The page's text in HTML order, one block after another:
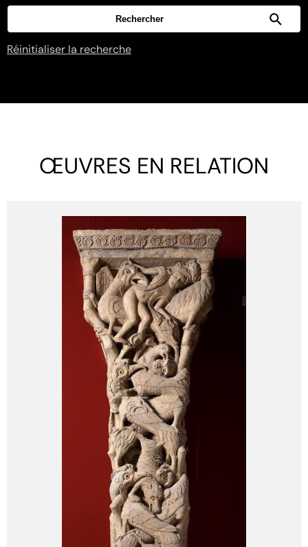
Réinitialiser la recherche
ŒUVRES EN RELATION